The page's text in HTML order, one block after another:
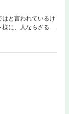
と言われているけ
に、人ならざるモ
、スライムがてん
（仮）に招かれた
からなんです」とむ
調がよくなるから
となります。単行
知等は過去のもの